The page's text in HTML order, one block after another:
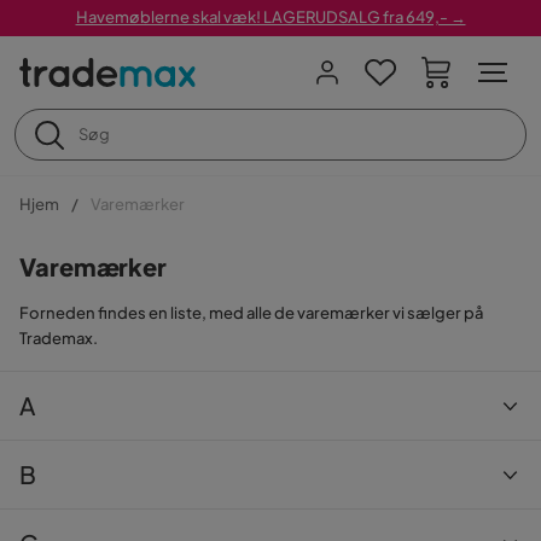
Havemøblerne skal væk! LAGERUDSALG fra 649,- →
Hjem Varemærker
Varemærker
Forneden findes en liste, med alle de varemærker vi sælger på
Trademax.
A
Andrarum
B
Bark